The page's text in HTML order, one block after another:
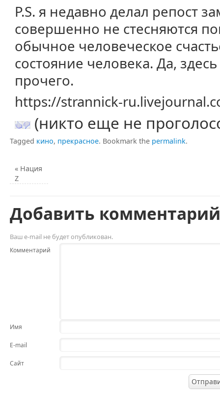
P.S. я недавно делал репост
совершенно не стесняются
обычное человеческое
состояние человека. Да,
прочего.
https://strannick-
(никто еще не
Tagged кино, прекрасное. Bookmark the permalink.
« Нация
Z
Добавить комментарий
Ваш e-mail не будет опубликован.
Комментарий
Имя
E-mail
Сайт